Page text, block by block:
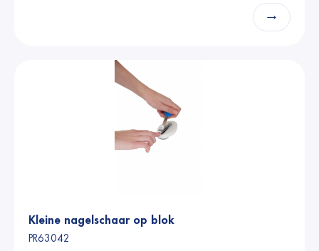
→
Kleine nagelschaar op blok
PR63042